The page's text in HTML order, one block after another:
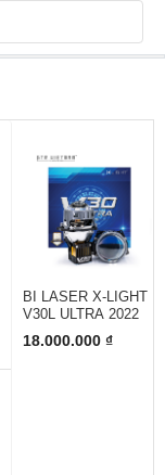
BI LASER X-LIGHT
V30L ULTRA 2022
18.000.000 ₫